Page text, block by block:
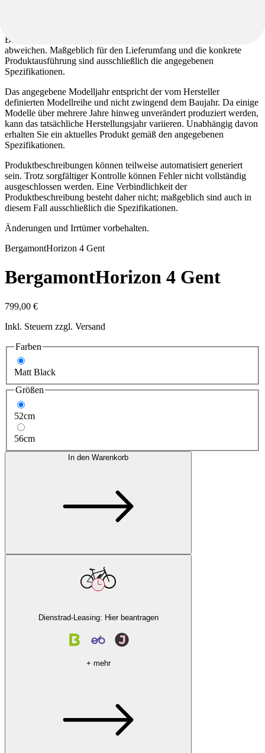
Beispielbilder sein und von der tatsächlichen Ausstattung
abweichen. Maßgeblich für den Lieferumfang und die konkrete
Produktausführung sind ausschließlich die angegebenen
Spezifikationen.
Das angegebene Modelljahr entspricht der vom Hersteller
definierten Modellreihe und nicht zwingend dem Baujahr. Da einige
Modelle über mehrere Jahre hinweg unverändert produziert werden,
kann das tatsächliche Herstellungsjahr variieren. Unabhängig davon
erhalten Sie ein aktuelles Produkt gemäß den angegebenen
Spezifikationen.
Produktbeschreibungen können teilweise automatisiert generiert
sein. Trotz sorgfältiger Kontrolle können Fehler nicht vollständig
ausgeschlossen werden. Eine Verbindlichkeit der
Produktbeschreibung besteht daher nicht; maßgeblich sind auch in
diesem Fall ausschließlich die Spezifikationen.
Änderungen und Irrtümer vorbehalten.
BergamontHorizon 4 Gent
BergamontHorizon 4 Gent
799,00 €
Inkl. Steuern zzgl. Versand
Farben
Matt Black
Größen
52cm
56cm
In den Warenkorb
Dienstrad-Leasing: Hier beantragen
+ mehr